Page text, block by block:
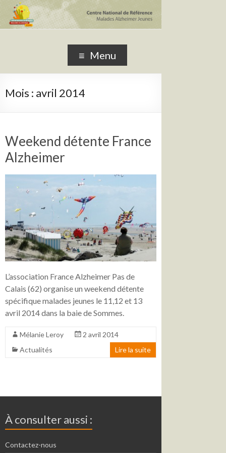
CNRMAJ
Centre National de Référence Malades Alzheimer Jeunes
Menu
Mois : avril 2014
Weekend détente France
Alzheimer
L’association France Alzheimer Pas de
Calais (62) organise un weekend détente
spécifique malades jeunes le 11,12 et 13
avril 2014 dans la baie de Sommes.
Mélanie Leroy
2 avril 2014
Actualités
Lire la suite
À consulter aussi :
Contactez-nous